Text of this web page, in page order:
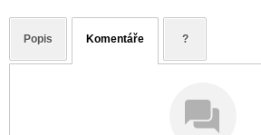
Popis Komentáře ?